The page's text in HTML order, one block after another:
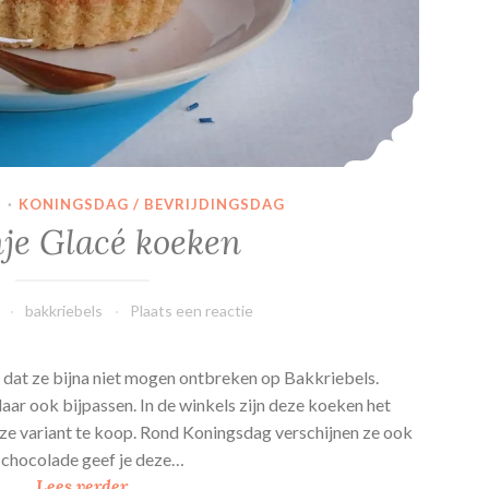
· KONINGSDAG / BEVRIJDINGSDAG
Glacé koeken
bakkriebels Plaats een reactie
ze bijna niet mogen ontbreken op Bakkriebels.
ook bijpassen. In de winkels zijn deze koeken het
variant te koop. Rond Koningsdag verschijnen ze ook
geef je deze…
O